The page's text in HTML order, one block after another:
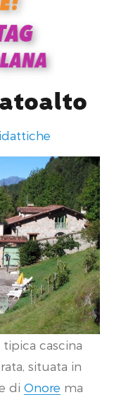
tipica cascina
situata in
di Onore ma